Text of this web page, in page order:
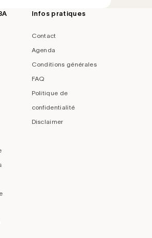
Infos pratiques
Contact
Agenda
Conditions générales
FAQ
Politique de
confidentialité
Disclaimer